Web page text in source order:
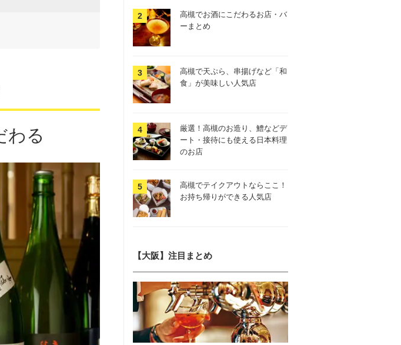
わる
高槻でお酒にこだわるお店・バ
ーまとめ
高槻で天ぷら、串揚げなど「和
食」が美味しい人気店
厳選！高槻のお造り、鱧などデ
ート・接待にも使える日本料理
のお店
高槻でテイクアウトならここ！
お持ち帰りができる人気店
【大阪】注目まとめ